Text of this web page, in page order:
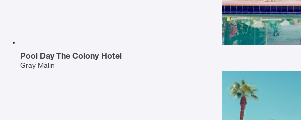
Pool Day The Colony Hotel
Gray Malin